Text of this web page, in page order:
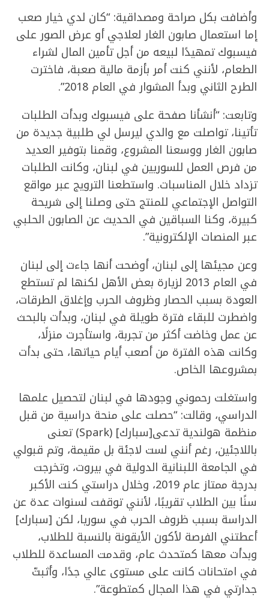
وأضافت بكل صراحة ومصداقية: “كان لدي خيار صعب
إما استعمال صابون الغار لعلاجي أو عرض الصور على
فيسبوك تمهيدًا لبيعه من أجل تأمين المال لشراء
الطعام، لأنني كنت أمر بأزمة مالية صعبة، فاخترت
الطرح الثاني وبدأ المشوار في العام 2018”.
وتابعت: “أنشأنا صفحة على فيسبوك وبدأت الطلبات
تأتينا، تواصلت مع والدي ليرسل لي طلبية جديدة من
صابون الغار ووسعنا المشروع، وقمنا بتوفير العديد
من فرص العمل للسوريين في لبنان، وكانت الطلبات
تزداد خلال المناسبات. واستطعنا الترويج عبر مواقع
التواصل الإجتماعي للمنتج حتى وصلنا إلى شريحة
كبيرة، وكنا السباقين في الحديث عن الصابون الحلبي
عبر المنصات الإلكترونية”.
وعن مجيئها إلى لبنان، أوضحت أنها جاءت إلى لبنان
في العام 2013 لزيارة بعض الأهل لكنها لم تستطع
العودة بسبب الحصار وظروف الحرب وإغلاق الطرقات،
واضطرت للبقاء فترة طويلة في لبنان، وبدأت بالبحث
عن عمل وخاضت أكثر من تجربة، واستأجرت منزلًا،
وكانت هذه الفترة من أصعب أيام حياتها، حتى بدأت
بمشروعها الخاص.
واستغلت رحموني وجودها في لبنان لتحصيل علمها
الدراسي، وقالت: “حصلت على منحة دراسية من قبل
منظمة هولندية تدعى[سبارك] (Spark) تعنى
باللاجئين، رغم أنني لست لاجئة بل مقيمة، وتم قبولي
في الجامعة اللبنانية الدولية في بيروت، وتخرجت
بدرجة ممتاز عام 2019، وخلال دراستي كنت الأكبر
سنًا بين الطلاب تقريبًا، لأنني توقفت لسنوات عدة عن
الدراسة بسبب ظروف الحرب في سوريا، لكن [سبارك]
أعطتني الفرصة لأكون الأيقونة بالنسبة للطلاب،
وبدأت معها كمتحدث عام، وقدمت المساعدة للطلاب
في امتحانات كانت على مستوى عالي جدًا، وأثبتّ
جدارتي في هذا المجال كمتطوعة”.